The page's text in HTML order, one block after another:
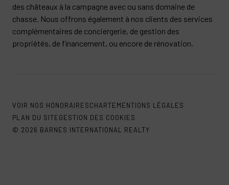
des châteaux à la campagne avec ou sans domaine de
chasse. Nous offrons également à nos clients des services
complémentaires de conciergerie, de gestion des
propriétés, de financement, ou encore de rénovation.
© 2026 BARNES INTERNATIONAL REALTY
VOIR NOS HONORAIRESCHARTEMENTIONS LÉGALES
PLAN DU SITEGESTION DES COOKIES